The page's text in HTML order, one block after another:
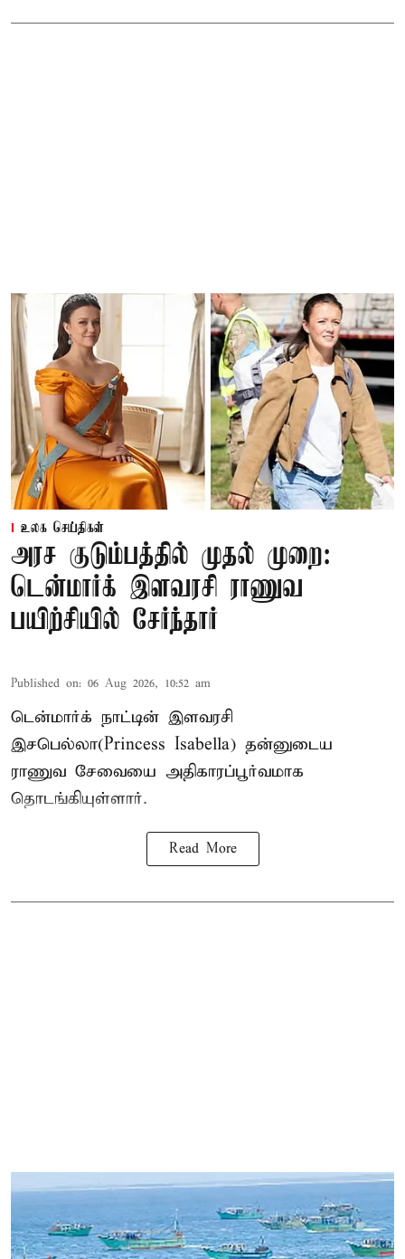
உலக செய்திகள்
அரச குடும்பத்தில் முதல் முறை:
டென்மார்க் இளவரசி ராணுவ
பயிற்சியில் சேர்ந்தார்
Published on: 06 Aug 2026, 10:52 am
டென்மார்க் நாட்டின் இளவரசி
இசபெல்லா(Princess Isabella) தன்னுடைய
ராணுவ சேவையை அதிகாரப்பூர்வமாக
தொடங்கியுள்ளார்.
Read More